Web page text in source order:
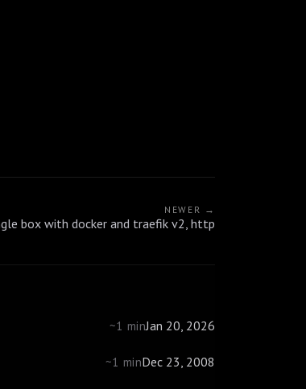
NEWER →
box with docker and traefik v2, http
~1 minJan 20, 2026
~1 minDec 23, 2008